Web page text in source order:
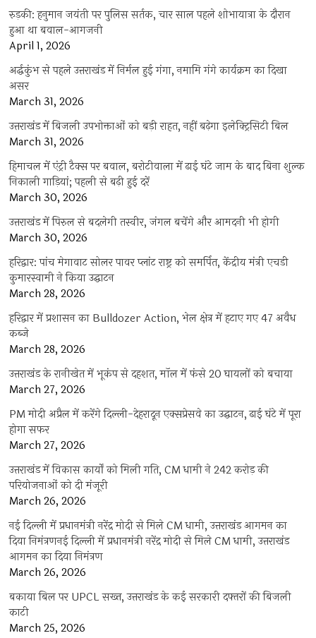
रुड़की: हनुमान जयंती पर पुलिस सर्तक, चार साल पहले शोभायात्रा के दौरान
हुआ था बवाल-आगजनी
April 1, 2026
अर्द्धकुंभ से पहले उत्तराखंड में निर्मल हुई गंगा, नमामि गंगे कार्यक्रम का दिखा
असर
March 31, 2026
उत्तराखंड में बिजली उपभोक्ताओं को बड़ी राहत, नहीं बढ़ेगा इलेक्ट्रिसिटी बिल
March 31, 2026
हिमाचल में एंट्री टैक्स पर बवाल, बरोटीवाला में ढाई घंटे जाम के बाद बिना शुल्क
निकाली गाड़ियां; पहली से बढ़ी हुई दरें
March 30, 2026
उत्तराखंड में पिरुल से बदलेगी तस्वीर, जंगल बचेंगे और आमदनी भी होगी
March 30, 2026
हरिद्वार: पांच मेगावाट सोलर पावर प्लांट राष्ट्र को समर्पित, केंद्रीय मंत्री एचडी
कुमारस्वामी ने किया उद्घाटन
March 28, 2026
हरिद्वार में प्रशासन का Bulldozer Action, भेल क्षेत्र में हटाए गए 47 अवैध
कब्जे
March 28, 2026
उत्तराखंड के रानीखेत में भूकंप से दहशत, मॉल में फंसे 20 घायलों को बचाया
March 27, 2026
PM मोदी अप्रैल में करेंगे दिल्ली-देहरादून एक्सप्रेसवे का उद्घाटन, ढाई घंटे में पूरा
होगा सफर
March 27, 2026
उत्तराखंड में विकास कार्यों को मिली गति, CM धामी ने 242 करोड़ की
परियोजनाओं को दी मंजूरी
March 26, 2026
नई दिल्ली में प्रधानमंत्री नरेंद्र मोदी से मिले CM धामी, उत्तराखंड आगमन का
दिया निमंत्रणनई दिल्ली में प्रधानमंत्री नरेंद्र मोदी से मिले CM धामी, उत्तराखंड
आगमन का दिया निमंत्रण
March 26, 2026
बकाया बिल पर UPCL सख्त, उत्तराखंड के कई सरकारी दफ्तरों की बिजली
काटी
March 25, 2026